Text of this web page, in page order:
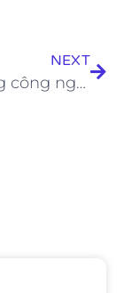
NEXT
Ứng dụng công nghệ vào giảm béo an toàn tại American Clinic